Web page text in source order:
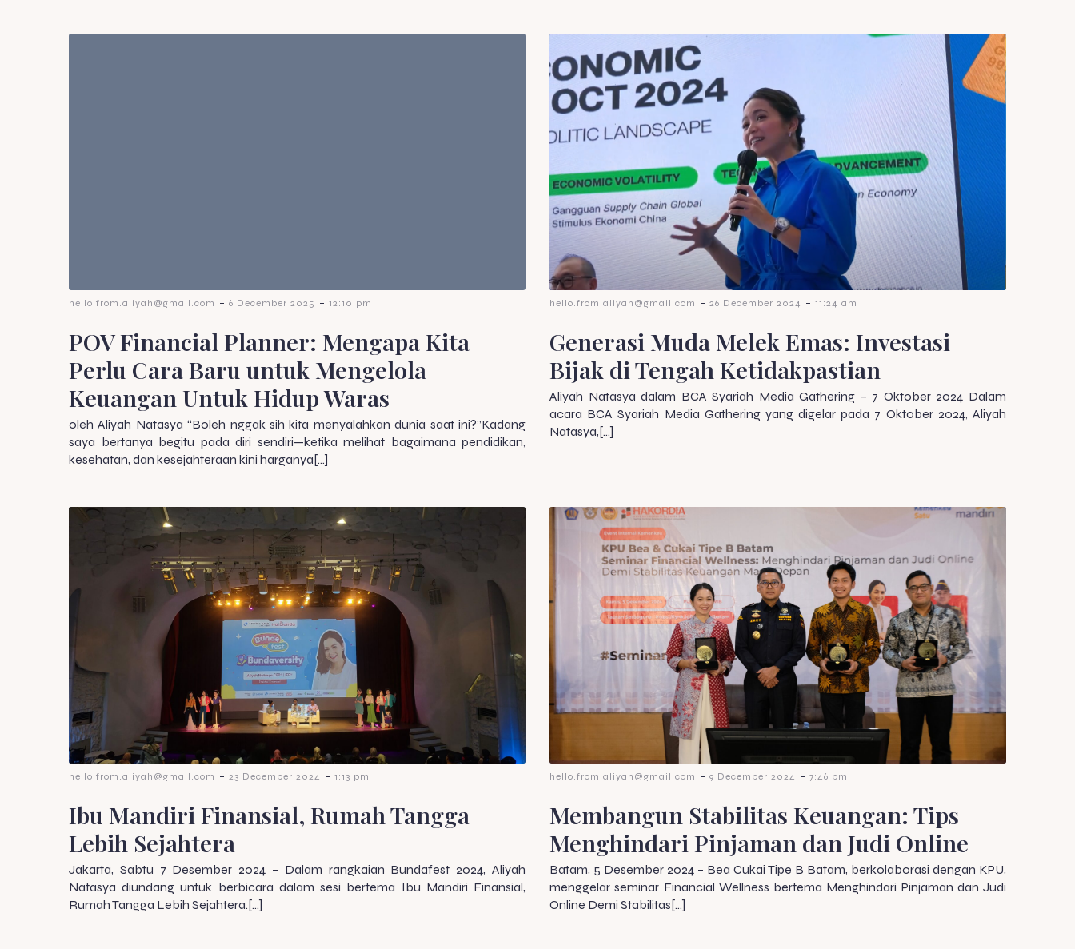
hello.from.aliyah@gmail.com - 6 December 2025 - 12:10 pm
POV Financial Planner: Mengapa Kita
Perlu Cara Baru untuk Mengelola
Keuangan Untuk Hidup Waras
oleh Aliyah Natasya “Boleh nggak sih kita menyalahkan dunia saat ini?”Kadang
saya bertanya begitu pada diri sendiri—ketika melihat bagaimana pendidikan,
kesehatan, dan kesejahteraan kini harganya[…]
hello.from.aliyah@gmail.com - 26 December 2024 - 11:24 am
Generasi Muda Melek Emas: Investasi
Bijak di Tengah Ketidakpastian
Aliyah Natasya dalam BCA Syariah Media Gathering – 7 Oktober 2024 Dalam
acara BCA Syariah Media Gathering yang digelar pada 7 Oktober 2024, Aliyah
Natasya,[…]
hello.from.aliyah@gmail.com - 23 December 2024 - 1:13 pm
Ibu Mandiri Finansial, Rumah Tangga
Lebih Sejahtera
Jakarta, Sabtu 7 Desember 2024 – Dalam rangkaian Bundafest 2024, Aliyah
Natasya diundang untuk berbicara dalam sesi bertema Ibu Mandiri Finansial,
Rumah Tangga Lebih Sejahtera.[…]
hello.from.aliyah@gmail.com - 9 December 2024 - 7:46 pm
Membangun Stabilitas Keuangan: Tips
Menghindari Pinjaman dan Judi Online
Batam, 5 Desember 2024 – Bea Cukai Tipe B Batam, berkolaborasi dengan KPU,
menggelar seminar Financial Wellness bertema Menghindari Pinjaman dan Judi
Online Demi Stabilitas[…]